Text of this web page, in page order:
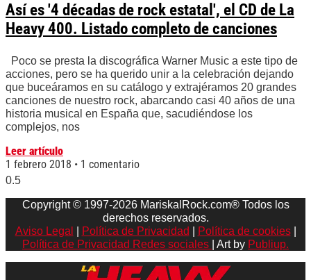
Así es '4 décadas de rock estatal', el CD de La
Heavy 400. Listado completo de canciones
Poco se presta la discográfica Warner Music a este tipo de
acciones, pero se ha querido unir a la celebración dejando
que buceáramos en su catálogo y extrajéramos 20 grandes
canciones de nuestro rock, abarcando casi 40 años de una
historia musical en España que, sacudiéndose los
complejos, nos
Leer artículo
1 febrero 2018
1 comentario
Copyright © 1997-2026 MariskalRock.com® Todos los
derechos reservados.
Aviso Legal
Política de Privacidad Política de cookies|
Política de Privacidad Redes sociales
| Art by Publiup.